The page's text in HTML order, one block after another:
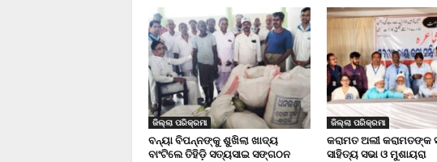
ଜିଲ୍ଲା ପରିକ୍ରମା
ବନ୍ୟା ବିପନ୍ନଙ୍କୁ ଶୁଖିଲା ଖାଦ୍ୟ
ବାଂଟିଲେ ତିହିଡି଼ ସତ୍ୟସାଇ ସଙ୍ଗଠନ
ଜିଲ୍ଲା ପରିକ୍ରମା
କରାମତ ଅଲୀ କରାମତଙ୍କ
ସାହିତ୍ୟ ସଭା ଓ ମୁଶାୟରା